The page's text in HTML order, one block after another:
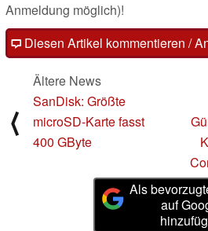
Anmeldung möglich)!
Diesen Artikel kommentieren /
⟨
Ältere News
SanDisk: Größte
microSD-Karte fasst
400 GByte
Als
auf